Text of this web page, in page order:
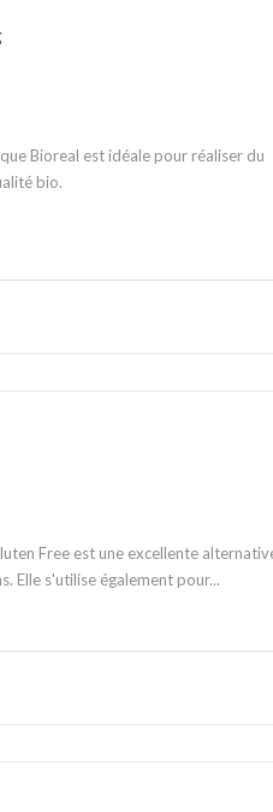
Bioreal est idéale pour réaliser du
bio.
Free est une excellente
Elle s'utilise également pour...